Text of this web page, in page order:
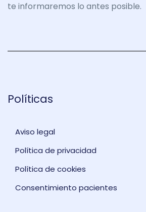
te informaremos lo antes posible.
Políticas
Aviso legal
Política de privacidad
Política de cookies
Consentimiento pacientes